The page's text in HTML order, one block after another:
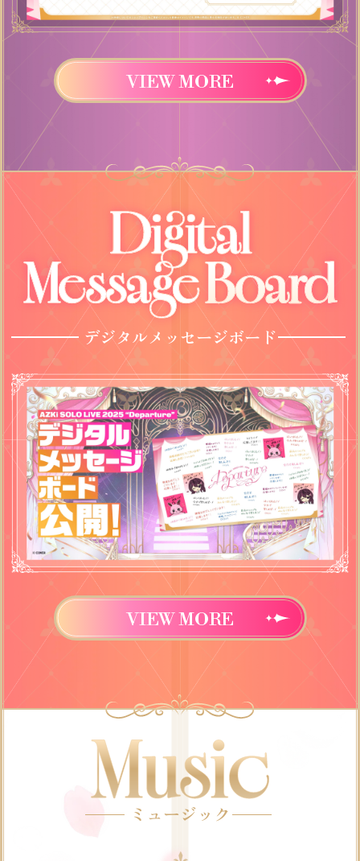
VIEW MORE
デジタルメッセージボード
VIEW MORE
ミュージック